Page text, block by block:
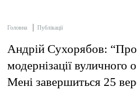
Головна Публікації
Андрій Сухорябов:
модернізації вуличного
Мені завершиться 25